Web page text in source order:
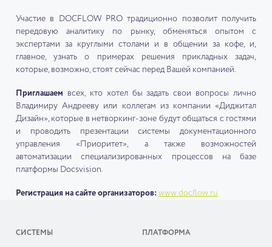
Участие в DOCFLOW PRO традиционно позволит получить
передовую аналитику по рынку, обменяться опытом с
экспертами за круглыми столами и в общении за кофе, и,
главное, узнать о примерах решения прикладных задач,
которые, возможно, стоят сейчас перед Вашей компанией.
Приглашаем всех, кто хотел бы задать свои вопросы лично
Владимиру Андрееву или коллегам из компании «Диджитал
Дизайн», которые в нетворкинг-зоне будут общаться с гостями
и проводить презентации системы документационного
управления «Приоритет», а также возможностей
автоматизации специализированных процессов на базе
платформы Docsvision.
Регистрация на сайте организаторов: www.docflow.ru
СИСТЕМЫ ПЛАТФОРМА